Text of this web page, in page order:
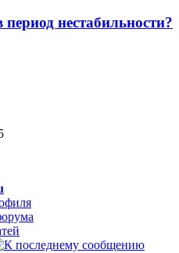
нестабильности?